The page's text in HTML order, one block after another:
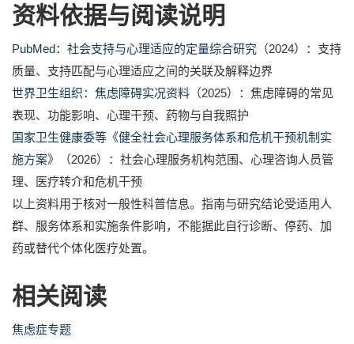
资料依据与阅读说明
PubMed：社会支持与心理适应的定量综合研究 （2024）：支持
质量、支持匹配与心理适应之间的关联及解释边界
世界卫生组织：焦虑障碍实况资料 （2025）：焦虑障碍的常见
表现、功能影响、心理干预、药物与自我照护
国家卫生健康委等《健全社会心理服务体系和危机干预机制实
施方案》
（2026）：社会心理服务机构范围、心理咨询人员管
理、医疗转介和危机干预
以上资料用于核对一般性科普信息。指南与研究结论受适用人
群、服务体系和实施条件影响，不能据此自行诊断、停药、加
药或替代个体化医疗处置。
相关阅读
焦虑症专题